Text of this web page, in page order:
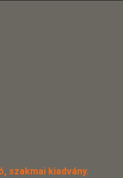
szakmai kiadvány.